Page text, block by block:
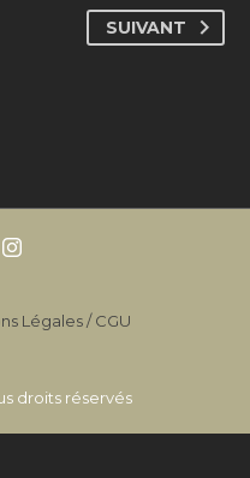
SUIVANT
Légales / CGU
droits réservés